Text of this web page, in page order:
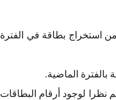
استخراج بطاقة في الفترة
بالفترة الماضية.
نظرا لوجود أرقام البطاقات